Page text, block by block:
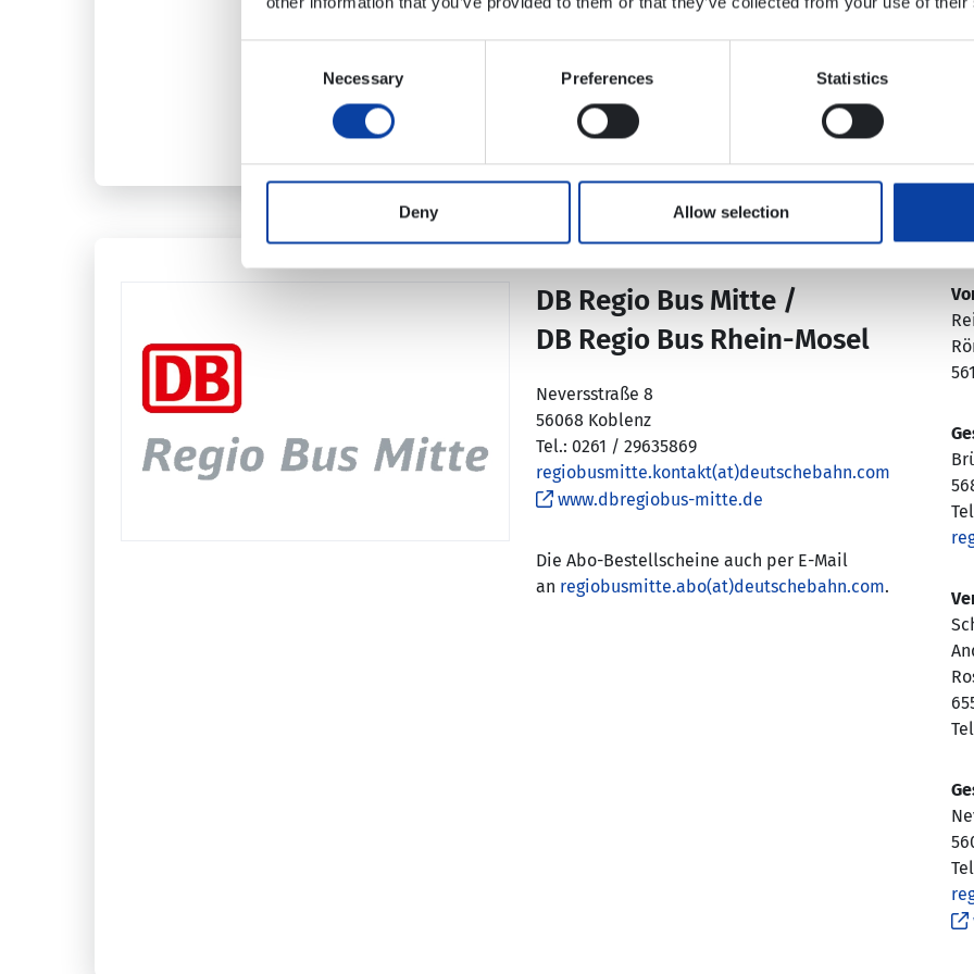
Necessary Preferences Statistics
Deny Allow selection
DB Regio Bus Mitte /
DB Regio Bus Rhein-Mosel
Neversstraße 8
56068 Koblenz
Tel.: 0261 / 29635869
regiobusmitte.kontakt(at)deutschebahn.com
www.dbregiobus-mitte.de
Die Abo-Bestellscheine auch per E-Mail
an regiobusmitte.abo(at)deutschebahn.com.